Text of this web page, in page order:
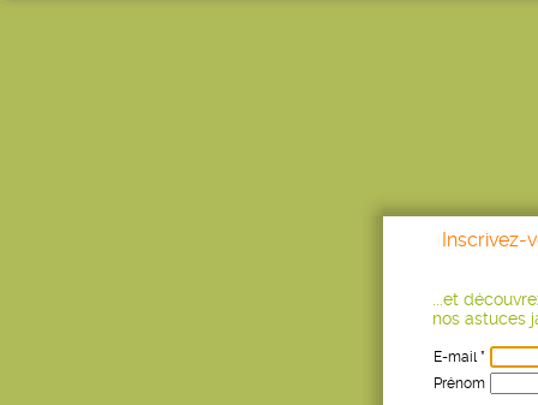
Inscrivez-
...et
nos astuces
E-mail *
Prénom